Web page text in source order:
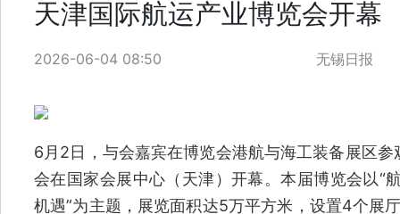
天津国际航运产业博览会开幕
2026-06-04 08:50 无锡日报
6月2日，与会嘉宾在博览会港航与海工装备展区
会在国家会展中心（天津）开幕。本届博览会以
机遇”为主题，展览面积达5万平方米，设置4个展